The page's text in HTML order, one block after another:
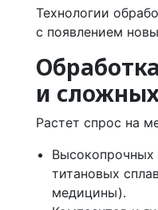
Технологии
с появлением
и
Растет спрос на
титановых
медицины).